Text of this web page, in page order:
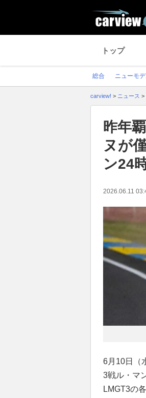
トップ
総合 ニューモ
carview! > ニュース >
昨年
ヌが
ン24
2026.06.11
6月10日（
3戦ル・マ
LMGT3の